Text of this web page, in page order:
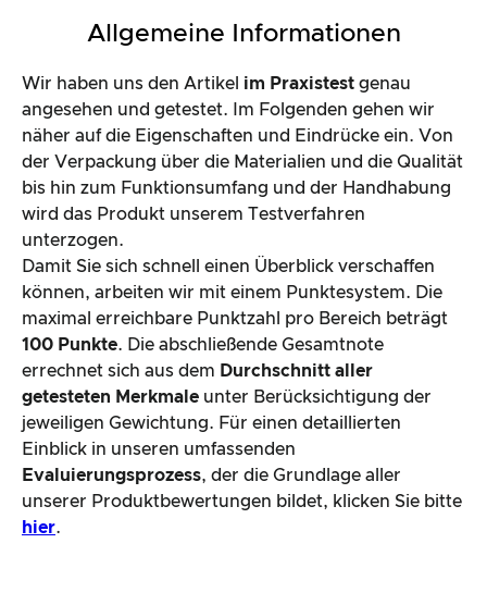
Allgemeine Informationen
Wir haben uns den Artikel im Praxistest genau
angesehen und getestet. Im Folgenden gehen wir
näher auf die Eigenschaften und Eindrücke ein. Von
der Verpackung über die Materialien und die Qualität
bis hin zum Funktionsumfang und der Handhabung
wird das Produkt unserem Testverfahren
unterzogen.
Damit Sie sich schnell einen Überblick verschaffen
können, arbeiten wir mit einem Punktesystem. Die
maximal erreichbare Punktzahl pro Bereich beträgt
100 Punkte. Die abschließende Gesamtnote
errechnet sich aus dem Durchschnitt aller
getesteten Merkmale unter Berücksichtigung der
jeweiligen Gewichtung. Für einen detaillierten
Einblick in unseren umfassenden
Evaluierungsprozess, der die Grundlage aller
unserer Produktbewertungen bildet, klicken Sie bitte
hier.